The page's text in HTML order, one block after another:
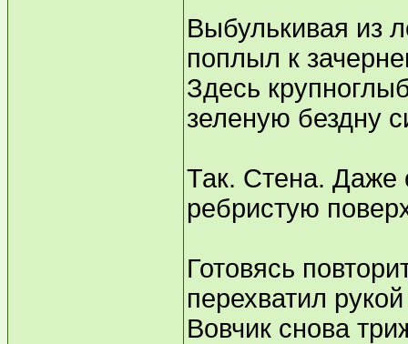
Выбулькивая из
поплыл к
Здесь
зеленую бездну
Так. Стена. Даже
ребристую
Готовясь
перехватил
Вовчик снова